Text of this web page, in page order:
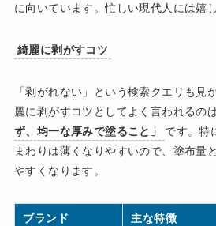
に向いています。忙しい現代人には嬉
綺麗に剥がすコツ
「剥がれない」という検索クエリも見
麗に剥がすコツとしてよく言われるのは
ず、均一な厚みで塗ること」
です。特
まわりは薄くなりやすいので、塗布量
やすくなります。
ブランド 主な特徴